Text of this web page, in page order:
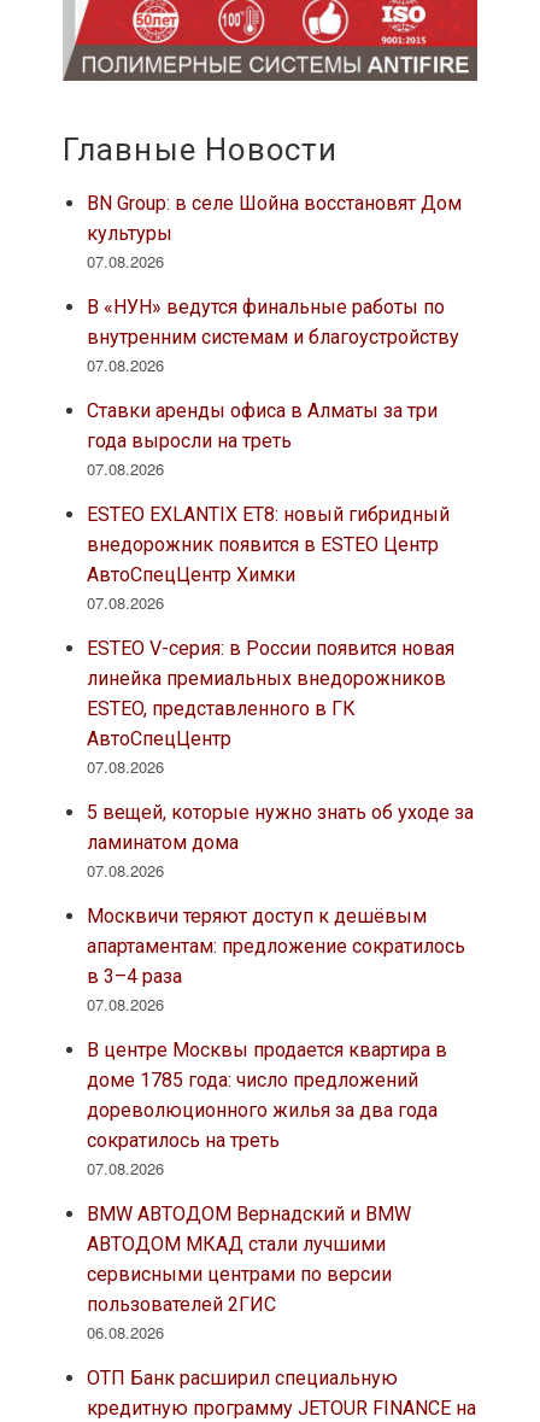
Главные Новости
BN Group: в селе Шойна восстановят Дом
культуры
07.08.2026
В «НУН» ведутся финальные работы по
внутренним системам и благоустройству
07.08.2026
Ставки аренды офиса в Алматы за три
года выросли на треть
07.08.2026
ESTEO EXLANTIX ET8: новый гибридный
внедорожник появится в ESTEO Центр
АвтоСпецЦентр Химки
07.08.2026
ESTEO V-серия: в России появится новая
линейка премиальных внедорожников
ESTEO, представленного в ГК
АвтоСпецЦентр
07.08.2026
5 вещей, которые нужно знать об уходе за
ламинатом дома
07.08.2026
Москвичи теряют доступ к дешёвым
апартаментам: предложение сократилось
в 3–4 раза
07.08.2026
В центре Москвы продается квартира в
доме 1785 года: число предложений
дореволюционного жилья за два года
сократилось на треть
07.08.2026
BMW АВТОДОМ Вернадский и BMW
АВТОДОМ МКАД стали лучшими
сервисными центрами по версии
пользователей 2ГИС
06.08.2026
ОТП Банк расширил специальную
кредитную программу JETOUR FINANCE на